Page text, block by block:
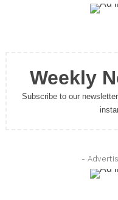
Weekly
Subscribe to our
-